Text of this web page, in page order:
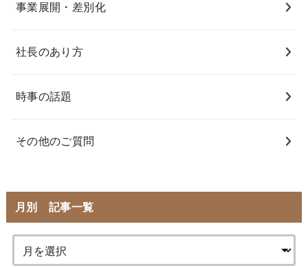
事業展開・差別化
社長のあり方
時事の話題
その他のご質問
月別 記事一覧